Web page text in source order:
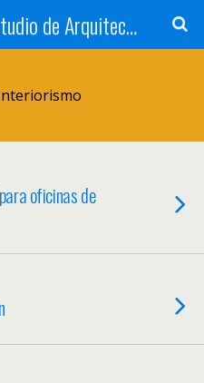
2C Arquitectos. Estudio de Arquitectura en Santiago de Compostela
oficinas de